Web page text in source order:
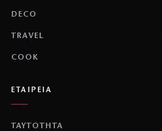
DECO
TRAVEL
COOK
ΕΤΑΙΡΕΙΑ
ΤΑΥΤΟΤΗΤΑ